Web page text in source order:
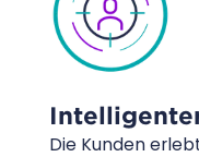
Die Kunden